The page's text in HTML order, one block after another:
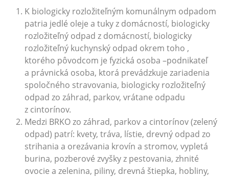
K biologicky rozložiteľným komunálnym odpadom
patria jedlé oleje a tuky z domácností, biologicky
rozložiteľný odpad z domácností, biologicky
rozložiteľný kuchynský odpad okrem toho ,
ktorého pôvodcom je fyzická osoba –podnikateľ
a právnická osoba, ktorá prevádzkuje zariadenia
spoločného stravovania, biologicky rozložiteľný
odpad zo záhrad, parkov, vrátane odpadu
z cintorínov.
Medzi BRKO zo záhrad, parkov a cintorínov (zelený
odpad) patrí: kvety, tráva, lístie, drevný odpad zo
strihania a orezávania krovín a stromov, vypletá
burina, pozberové zvyšky z pestovania, zhnité
ovocie a zelenina, piliny, drevná štiepka, hobliny,